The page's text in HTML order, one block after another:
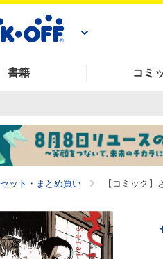
書籍 コミ
セット・まとめ買い 【コミック】